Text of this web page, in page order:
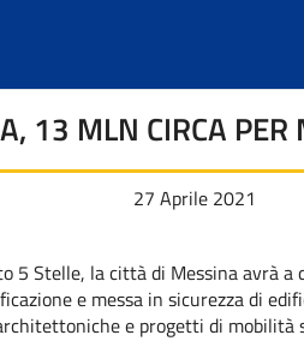
13 MLN CIRCA
27 Aprile 2021
5 Stelle, la città di Messina avrà
e messa in sicurezza di
e progetti di mobilità